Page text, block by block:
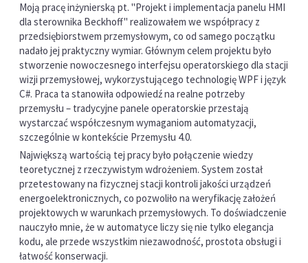
Moją pracę inżynierską pt. "Projekt i implementacja panelu HMI
dla sterownika Beckhoff" realizowałem we współpracy z
przedsiębiorstwem przemysłowym, co od samego początku
nadało jej praktyczny wymiar. Głównym celem projektu było
stworzenie nowoczesnego interfejsu operatorskiego dla stacji
wizji przemysłowej, wykorzystującego technologię WPF i język
C#. Praca ta stanowiła odpowiedź na realne potrzeby
przemysłu – tradycyjne panele operatorskie przestają
wystarczać współczesnym wymaganiom automatyzacji,
szczególnie w kontekście Przemysłu 4.0.
Największą wartością tej pracy było połączenie wiedzy
teoretycznej z rzeczywistym wdrożeniem. System został
przetestowany na fizycznej stacji kontroli jakości urządzeń
energoelektronicznych, co pozwoliło na weryfikację założeń
projektowych w warunkach przemysłowych. To doświadczenie
nauczyło mnie, że w automatyce liczy się nie tylko elegancja
kodu, ale przede wszystkim niezawodność, prostota obsługi i
łatwość konserwacji.